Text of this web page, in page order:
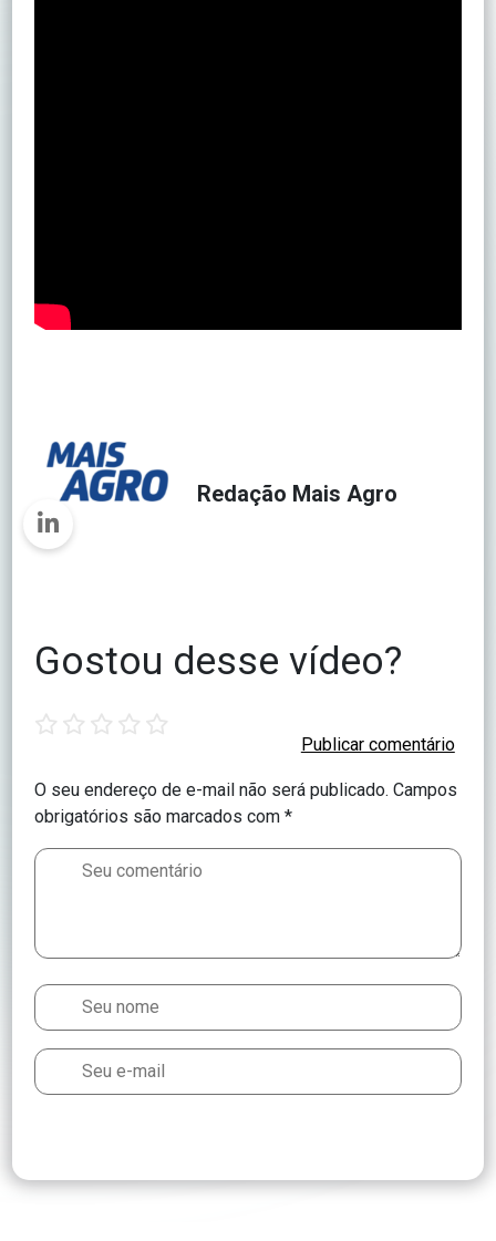
Redação Mais Agro
Gostou desse vídeo?
O seu endereço de e-mail não será publicado. Campos
obrigatórios são marcados com*
star stars stars stars stars